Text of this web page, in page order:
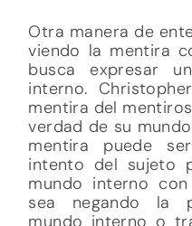
Otra manera de
viendo la mentira
busca expresar
interno.
mentira del
verdad de su
mentira puede
intento del sujeto
mundo interno
sea negando la
mundo interno o